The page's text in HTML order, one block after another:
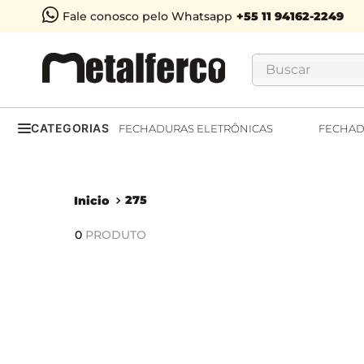
Fale conosco pelo Whatsapp
Buscar
CATEGORIAS FECHADURAS ELETRÔNICAS
275
0 PRODUTO